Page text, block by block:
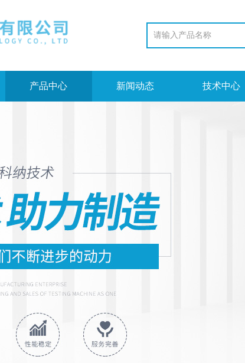
产品中心 新闻动态 技术中心